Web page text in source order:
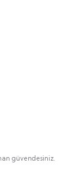
güvendesiniz.